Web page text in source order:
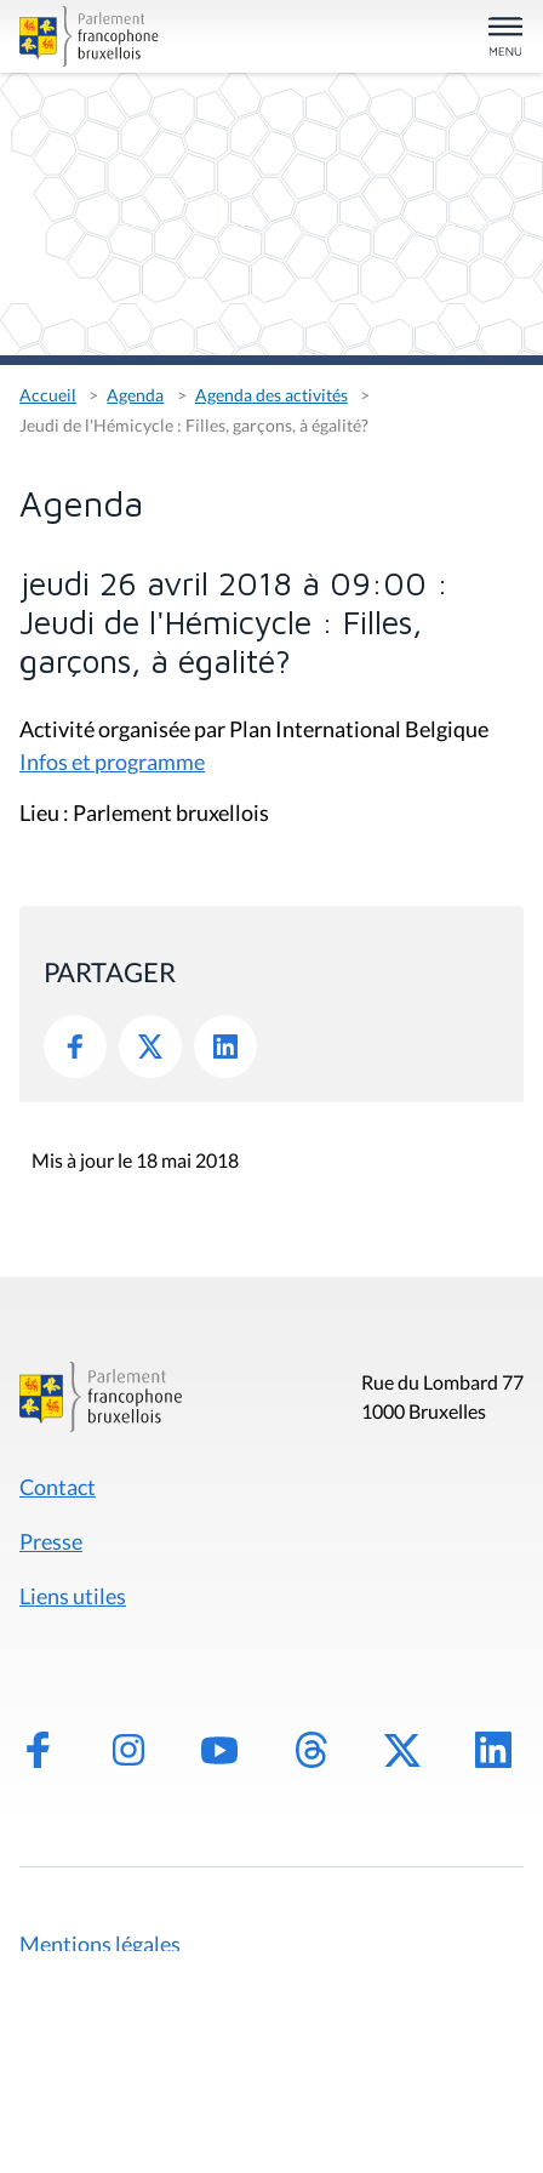
Accueil Agenda
Agenda des activités
Jeudi de l'Hémicycle : Filles, garçons, à égalité?
Agenda
jeudi 26 avril 2018 à 09:00 :
Jeudi de l'Hémicycle : Filles,
garçons, à égalité?
Activité organisée par Plan International Belgique
Infos et programme
Lieu : Parlement bruxellois
PARTAGER
Mis à jour le 18 mai 2018
Rue du Lombard 77
1000 Bruxelles
Contact
Presse
Liens utiles
Mentions légales